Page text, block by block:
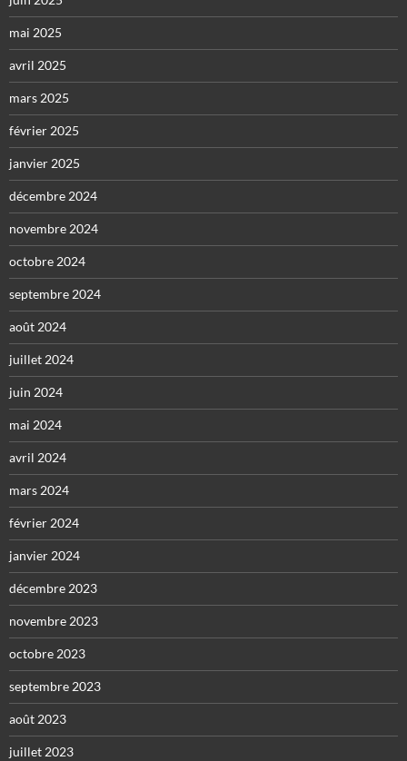
mai 2025
avril 2025
mars 2025
février 2025
janvier 2025
décembre 2024
novembre 2024
octobre 2024
septembre 2024
août 2024
juillet 2024
juin 2024
mai 2024
avril 2024
mars 2024
février 2024
janvier 2024
décembre 2023
novembre 2023
octobre 2023
septembre 2023
août 2023
juillet 2023